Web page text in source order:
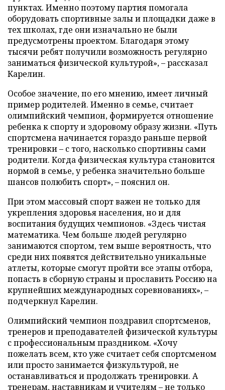
пунктах. Именно поэтому партия помогала
оборудовать спортивные залы и площадки даже в
тех школах, где они изначально не были
предусмотрены проектом. Благодаря этому
тысячи ребят получили возможность регулярно
заниматься физической культурой», – рассказал
Карелин.
Особое значение, по его мнению, имеет личный
пример родителей. Именно в семье, считает
олимпийский чемпион, формируется отношение
ребенка к спорту и здоровому образу жизни. «Путь
спортсмена начинается гораздо раньше первой
тренировки – с того, насколько спортивны сами
родители. Когда физическая культура становится
нормой в семье, у ребенка значительно больше
шансов полюбить спорт», – пояснил он.
При этом массовый спорт важен не только для
укрепления здоровья населения, но и для
воспитания будущих чемпионов. «Здесь чистая
математика. Чем больше людей регулярно
занимаются спортом, тем выше вероятность, что
среди них появятся действительно уникальные
атлеты, которые смогут пройти все этапы отбора,
попасть в сборную страны и прославить Россию на
крупнейших международных соревнованиях», –
подчеркнул Карелин.
Олимпийский чемпион поздравил спортсменов,
тренеров и преподавателей физической культуры
с профессиональным праздником. «Хочу
пожелать всем, кто уже считает себя спортсменом
или просто занимается физкультурой, не
останавливаться и продолжать тренировки. А
тренерам, наставникам и учителям – не только